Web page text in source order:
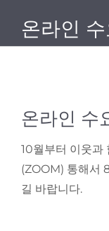
온라인
Larger
온라인 수
10월부터 이웃과
(ZOOM) 통해서
길 바랍니다.